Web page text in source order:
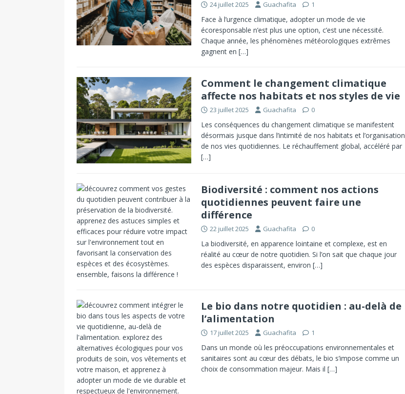
24 juillet 2025 Guachafita 1
Face à l’urgence climatique, adopter un mode de vie
écoresponsable n’est plus une option, c’est une nécessité.
Chaque année, les phénomènes météorologiques extrêmes
gagnent en […]
Comment le changement climatique
affecte nos habitats et nos styles de vie
23 juillet 2025 Guachafita 0
Les conséquences du changement climatique se manifestent
désormais jusque dans l’intimité de nos habitats et l’organisation
de nos vies quotidiennes. Le réchauffement global, accéléré par
[…]
Biodiversité : comment nos actions
quotidiennes peuvent faire une
différence
22 juillet 2025 Guachafita 0
La biodiversité, en apparence lointaine et complexe, est en
réalité au cœur de notre quotidien. Si l’on sait que chaque jour
des espèces disparaissent, environ […]
Le bio dans notre quotidien : au-delà de
l’alimentation
17 juillet 2025 Guachafita 1
Dans un monde où les préoccupations environnementales et
sanitaires sont au cœur des débats, le bio s’impose comme un
choix de consommation majeur. Mais il […]